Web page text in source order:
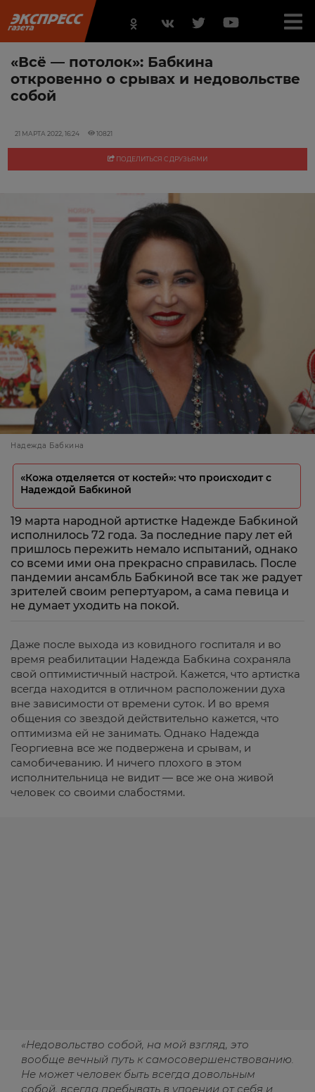
«Всё — потолок»: Бабкина
откровенно о срывах и недовольстве
собой
21 МАРТА 2022, 16:24 10821
ПОДЕЛИТЬСЯ С ДРУЗЬЯМИ
Надежда Бабкина
«Кожа отделяется от костей»: что происходит с
Надеждой Бабкиной
19 марта народной артистке Надежде Бабкиной
исполнилось 72 года. За последние пару лет ей
пришлось пережить немало испытаний, однако
со всеми ими она прекрасно справилась. После
пандемии ансамбль Бабкиной все так же радует
зрителей своим репертуаром, а сама певица и
не думает уходить на покой.
Даже после выхода из ковидного госпиталя и во
время реабилитации Надежда Бабкина сохраняла
свой оптимистичный настрой. Кажется, что артистка
всегда находится в отличном расположении духа
вне зависимости от времени суток. И во время
общения со звездой действительно кажется, что
оптимизма ей не занимать. Однако Надежда
Георгиевна все же подвержена и срывам, и
самобичеванию. И ничего плохого в этом
исполнительница не видит — все же она живой
человек со своими слабостями.
«Недовольство собой, на мой взгляд, это
вообще вечный путь к самосовершенствованию.
Не может человек быть всегда довольным
собой, всегда пребывать в упоении от себя и